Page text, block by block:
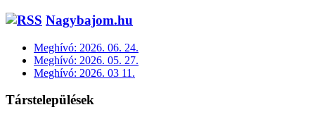
Nagybajom.hu
Meghívó: 2026. 06. 24.
Meghívó: 2026. 05. 27.
Meghívó: 2026. 03 11.
Társtelepülések